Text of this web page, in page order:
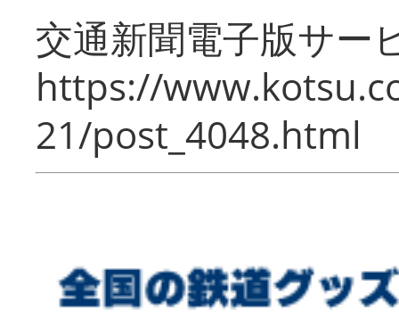
交通新聞電子版サー
https://
21/post_4048.html